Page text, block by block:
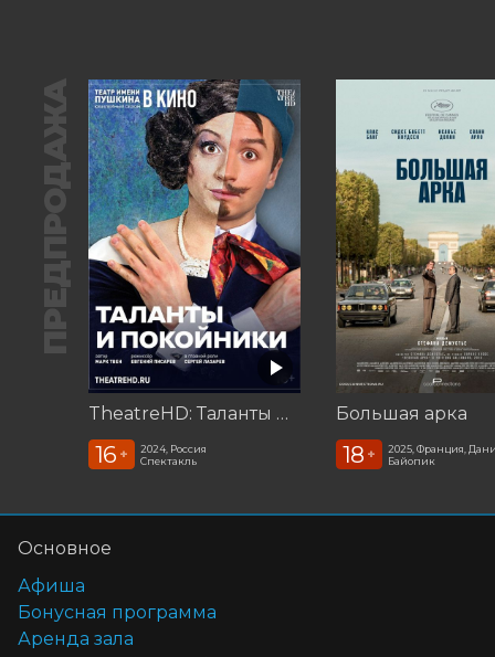
ПРЕДПРОДАЖА
TheatreHD: Таланты и покойники
16 +
2024, Россия
Спектакль
Большая арка
18 +
2025, Франция,
Байопик
Основное
Афиша
Бонусная программа
Аренда зала